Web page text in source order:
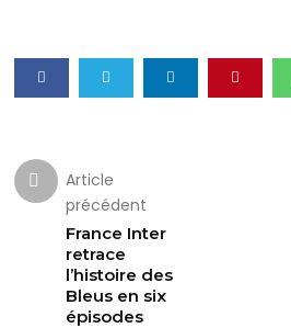
Article
précédent
France Inter
retrace
l’histoire des
Bleus en six
épisodes